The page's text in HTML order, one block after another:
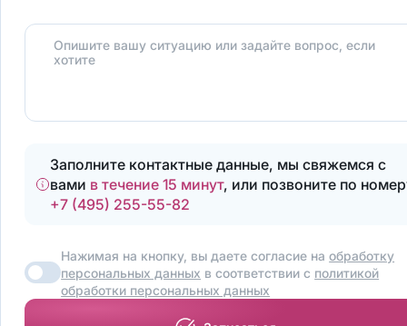
Опишите вашу ситуацию или задайте вопрос, если
хотите
Заполните контактные данные, мы свяжемся с
вами в течение 15 минут, или позвоните по
+7 (495) 255-55-82
Нажимая на кнопку, вы даете согласие наобработку
персональных данных в соответствии с политикой
обработки персональных данных